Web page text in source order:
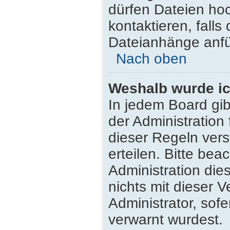
dürfen Dateien
kontaktieren, falls
Dateianhänge
Nach oben
Weshalb wurde
In jedem Board
der
dieser Regeln
erteilen. Bitte
Administration
nichts mit dieser
Administrator,
verwarnt wurdest.